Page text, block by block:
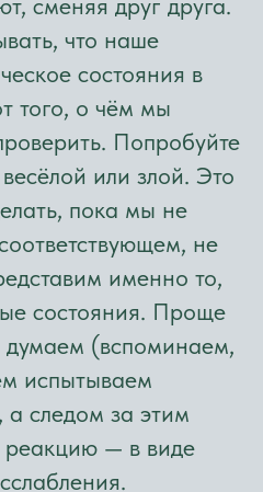
что наше
состояния в
того, о чём мы
Попробуйте
или злой. Это
пока мы не
не
именно то,
состояния. Проще
думаем (вспоминаем,
испытываем
а следом за этим
реакцию — в виде